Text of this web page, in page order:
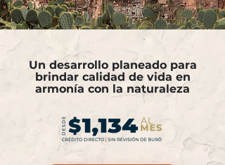
Un desarrollo planeado para
brindar calidad de vida en
armonía con la naturaleza